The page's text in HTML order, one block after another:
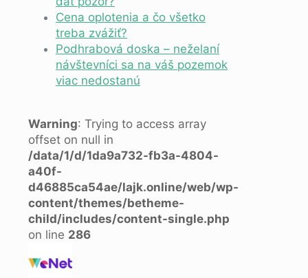
Cena oplotenia a čo všetko
treba zvážiť?
Podhrabová doska – neželaní
návštevníci sa na váš pozemok
viac nedostanú
Warning: Trying to access array
offset on null in
/data/1/d/1da9a732-fb3a-4804-
a40f-
d46885ca54ae/lajk.online/web/wp-
content/themes/betheme-
child/includes/content-single.php
on line 286